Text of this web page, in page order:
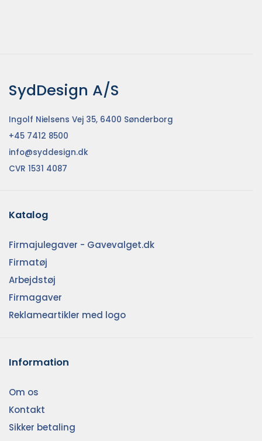
SydDesign A/S
Ingolf Nielsens Vej 35, 6400 Sønderborg
+45 7412 8500
info@syddesign.dk
CVR 1531 4087
Katalog
Firmajulegaver - Gavevalget.dk
Firmatøj
Arbejdstøj
Firmagaver
Reklameartikler med logo
Information
Om os
Kontakt
Sikker betaling